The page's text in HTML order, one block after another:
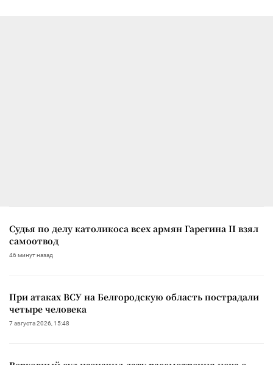
Судья по делу католикоса всех армян Гарегина II взял
самоотвод
46 минут назад
При атаках ВСУ на Белгородскую область пострадали
четыре человека
7 августа 2026, 15:48